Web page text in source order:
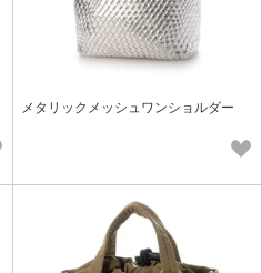
メタリックメッシュワンショルダー